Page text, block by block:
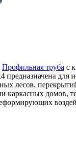
Профильная труба с
предназначена
лесов,
каркасных